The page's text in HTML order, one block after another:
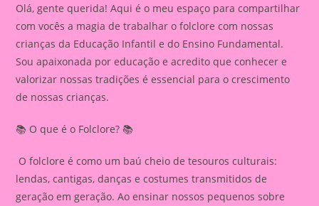
Olá, gente querida! Aqui é o meu espaço para compartilhar
com vocês a magia de trabalhar o folclore com nossas
crianças da Educação Infantil e do Ensino Fundamental.
Sou apaixonada por educação e acredito que conhecer e
valorizar nossas tradições é essencial para o crescimento
de nossas crianças.
📚 O que é o Folclore? 📚
O folclore é como um baú cheio de tesouros culturais:
lendas, cantigas, danças e costumes transmitidos de
geração em geração. Ao ensinar nossos pequenos sobre